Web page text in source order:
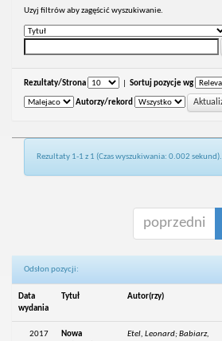
Uzyj filtrów aby zagęścić wyszukiwanie.
Rezultaty/Strona Sortuj pozycje wg
Autorzy/rekord
Rezultaty 1-1 z 1 (Czas wyszukiwania: 0.002 sekund).
poprzedni
Odsłon pozycji:
Data
wydania
Tytuł Autor(rzy)
2017
Nowa
Etel, Leonard; Babiarz,